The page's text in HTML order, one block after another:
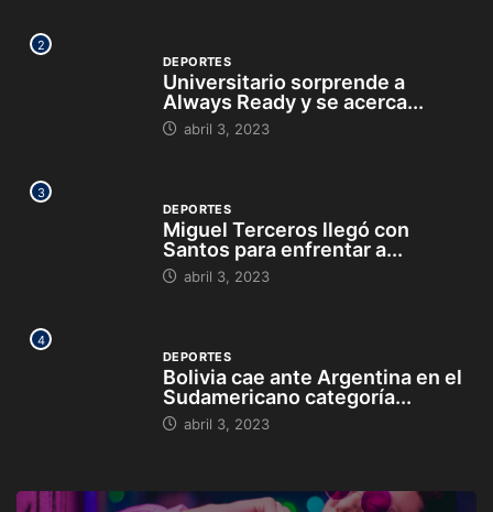
2
DEPORTES
Universitario sorprende a
Always Ready y se acerca...
abril 3, 2023
3
DEPORTES
Miguel Terceros llegó con
Santos para enfrentar a...
abril 3, 2023
4
DEPORTES
Bolivia cae ante Argentina en el
Sudamericano categoría...
abril 3, 2023